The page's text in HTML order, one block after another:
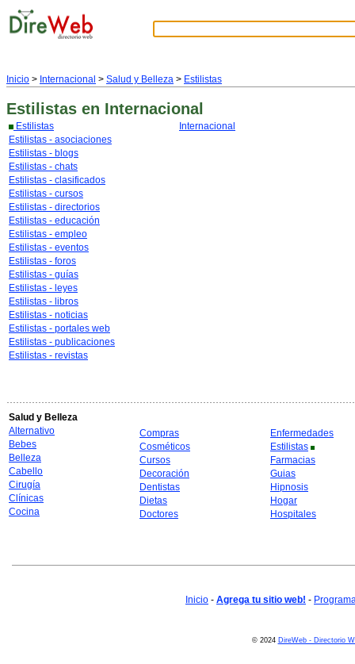
Inicio > Internacional > Salud y Belleza > Estilistas
Estilistas en Internacional
Estilistas
Estilistas - asociaciones
Estilistas - blogs
Estilistas - chats
Estilistas - clasificados
Estilistas - cursos
Estilistas - directorios
Estilistas - educación
Estilistas - empleo
Estilistas - eventos
Estilistas - foros
Estilistas - guías
Estilistas - leyes
Estilistas - libros
Estilistas - noticias
Estilistas - portales web
Estilistas - publicaciones
Estilistas - revistas
Internacional
Salud y Belleza
Alternativo
Bebes
Belleza
Cabello
Cirugía
Clínicas
Cocina
Compras
Cosméticos
Cursos
Decoración
Dentistas
Dietas
Doctores
Enfermedades
Estilistas
Farmacias
Guias
Hipnosis
Hogar
Hospitales
Inicio - Agrega tu sitio web! -
© 2024 DireWeb - Directorio